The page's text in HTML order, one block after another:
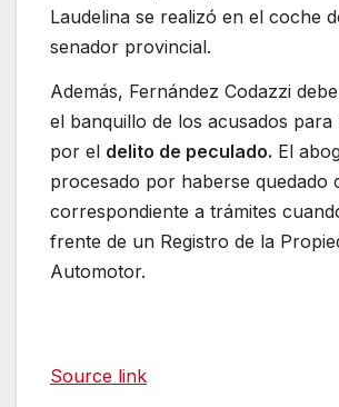
Laudelina se realizó en el coche
senador provincial.
Además, Fernández Codazzi
el banquillo de los acusados
por el delito de peculado. El
procesado por haberse quedado
correspondiente a trámites
frente de un Registro de la
Automotor.
Source link